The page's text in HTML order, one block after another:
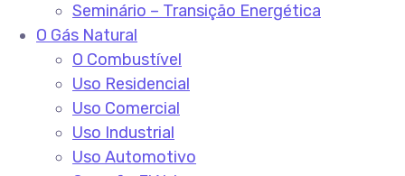
Seminário – Transição Energética
O Gás Natural
O Combustível
Uso Residencial
Uso Comercial
Uso Industrial
Uso Automotivo